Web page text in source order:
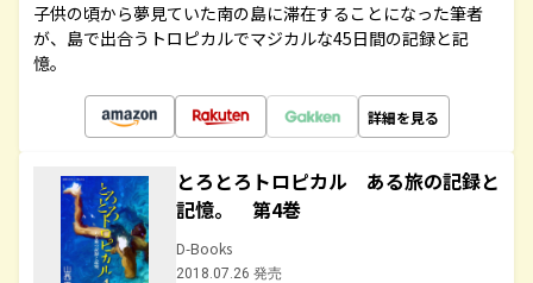
子供の頃から夢見ていた南の島に滞在することになった筆者
が、島で出合うトロピカルでマジカルな45日間の記録と記
憶。
詳細を見る
とろとろトロピカル ある旅の記録と
記憶。 第4巻
D-Books
2018.07.26 発売